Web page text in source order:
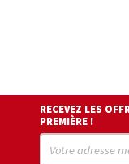
RECEVEZ LES
PREMIÈRE !